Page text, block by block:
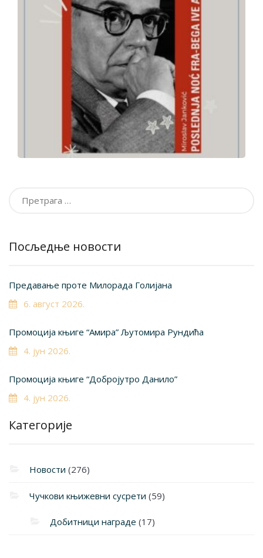
Посљедње новости
Предавање проте Милорада Голијана
6. август 2026.
Промоција књиге “Амира” Љутомира Рундића
4. јун 2026.
Промоција књиге “Добројутро Данило”
4. јун 2026.
Категорије
Новости (276)
Чучкови књижевни сусрети (59)
Добитници награде (17)